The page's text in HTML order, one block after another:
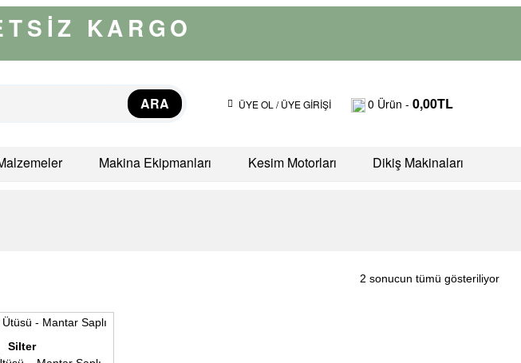
KARGO
ARA ÜYE OL / ÜYE GİRİŞİ 0 Ürün -0,00TL
Makina Ekipmanları Kesim Motorları Dikiş Makinaları
2 sonucun tümü gösteriliyor
Silter